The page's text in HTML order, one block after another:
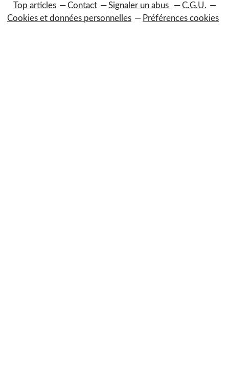
Top articles
Contact Signaler un abus
C.G.U.
Cookies et données personnelles
Préférences cookies